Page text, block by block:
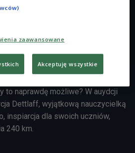
telefonicznej z Violettą
Monika Mrozowska opowiada o
i stylu życia, który promuje w
to naprawdę możliwe? W auydcji
Dettlaff, wyjątkową nauczycielką
inspiarcja dla swoich uczniów,
240 km.
zaawansowane
Akceptuję wszystkie